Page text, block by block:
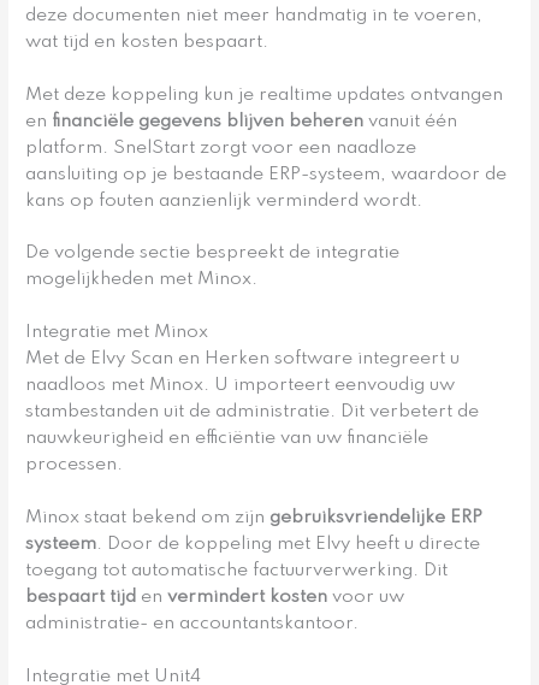
deze documenten niet meer handmatig in te voeren,
wat tijd en kosten bespaart.
Met deze koppeling kun je realtime updates ontvangen
en financiële gegevens blijven beheren vanuit één
platform. SnelStart zorgt voor een naadloze
aansluiting op je bestaande ERP-systeem, waardoor de
kans op fouten aanzienlijk verminderd wordt.
De volgende sectie bespreekt de integratie
mogelijkheden met Minox.
Integratie met Minox
Met de Elvy Scan en Herken software integreert u
naadloos met Minox. U importeert eenvoudig uw
stambestanden uit de administratie. Dit verbetert de
nauwkeurigheid en efficiëntie van uw financiële
processen.
Minox staat bekend om zijn gebruiksvriendelijke ERP
systeem. Door de koppeling met Elvy heeft u directe
toegang tot automatische factuurverwerking. Dit
bespaart tijd envermindert kosten voor uw
administratie- en accountantskantoor.
Integratie met Unit4